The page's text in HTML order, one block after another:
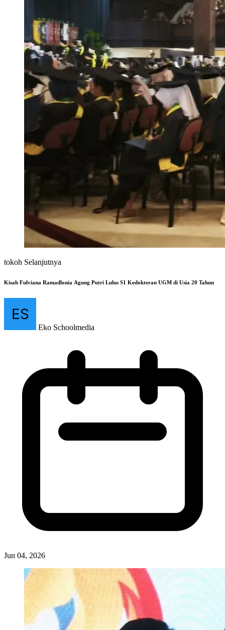
tokoh Selanjutnya
Kisah Fulviana Ramadlonia Agung Putri Lulus S1 Kedokteran UGM di Usia 20 Tahun
Eko Schoolmedia
Jun 04, 2026